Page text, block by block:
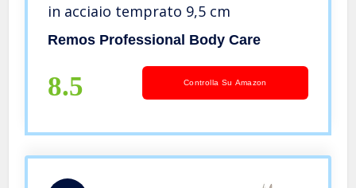
in acciaio temprato 9,5 cm
Remos Professional Body Care
8.5 Controlla Su Amazon